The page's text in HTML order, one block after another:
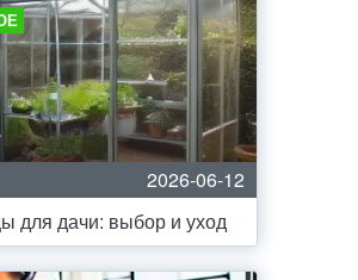
2026-06-12
для дачи: выбор и уход